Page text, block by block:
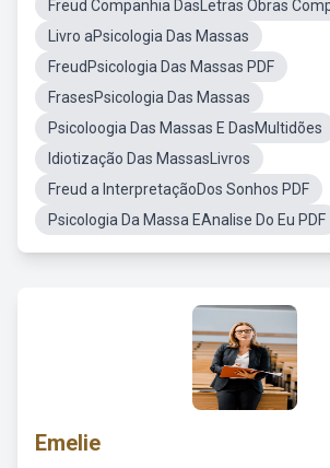
Freud Companhia DasLetras Obras
Livro aPsicologia Das Massas
FreudPsicologia Das Massas PDF
FrasesPsicologia Das Massas
Psicoloogia Das Massas E DasMultidões
Idiotização Das MassasLivros
Freud a InterpretaçãoDos Sonhos PDF
Psicologia Da Massa EAnalise Do Eu PDF
Emelie